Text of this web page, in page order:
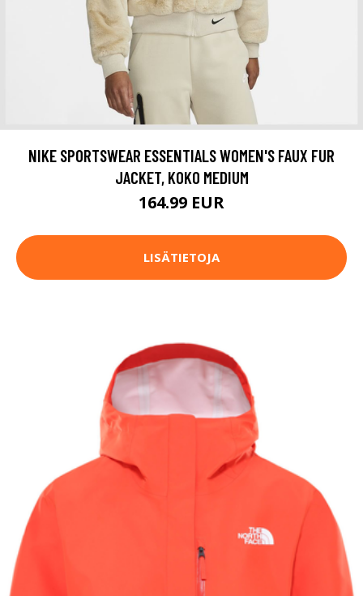
NIKE SPORTSWEAR ESSENTIALS WOMEN'S FAUX FUR
JACKET, KOKO MEDIUM
164.99 EUR
LISÄTIETOJA